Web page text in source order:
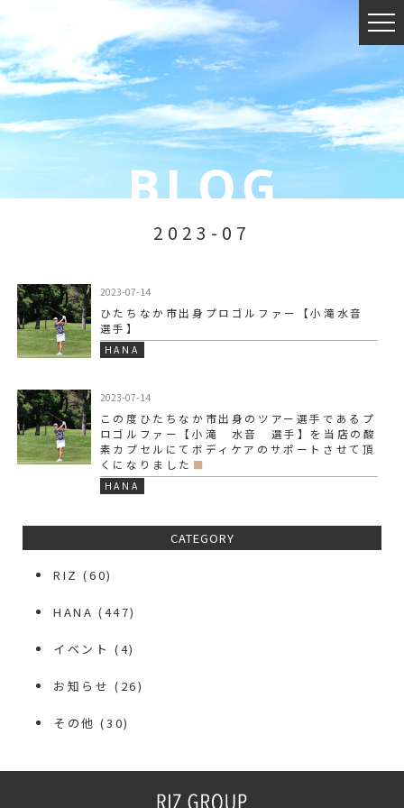
2023-07
2023-07-14
ひたちなか市出身プロゴルファー【小滝水音
選手】
HANA
2023-07-14
この度ひたちなか市出身のツアー選手であるプ
ロゴルファー【小滝 水音 選手】を当店の酸
素カプセルにてボディケアのサポートさせて頂
くになりました
HANA
CATEGORY
RIZ (60)
HANA (447)
イベント (4)
お知らせ (26)
その他 (30)